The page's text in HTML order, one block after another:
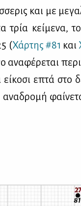
και με
τρία κεί­με­να,
(Χάρ­της #81 και
ανα­φέ­ρε­ται
επτά στο
ανα­δρο­μή